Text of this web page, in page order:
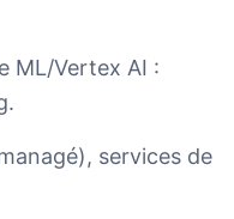
ML/Vertex AI :
services de